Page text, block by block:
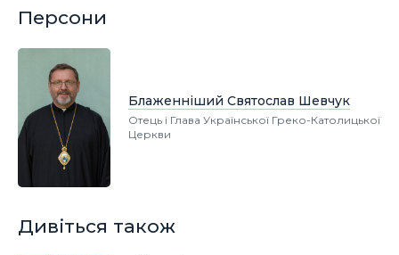
Персони
Блаженніший Святослав Шевчук
Отець і Глава Української Греко-Католицької
Церкви
Дивіться також